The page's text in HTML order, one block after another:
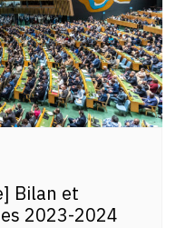
Bilan et
2023-2024